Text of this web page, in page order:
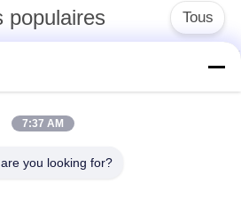
populaires Tous
Série MIL-DTL-26482
micro-ondes sont des
7:37 AM
you looking for?